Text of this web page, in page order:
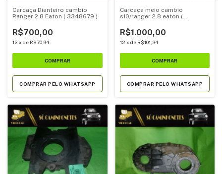
Carcaça Dianteiro cambio
Ranger 2.8 Eaton ( 3348679 )
R$700,00
12 x de R$70,94
COMPRAR PELO WHATSAPP
Carcaça meio cambio
s10/ranger 2.8 eaton (
R$1.000,00
12 x de R$101,34
COMPRAR PELO WHATSAPP